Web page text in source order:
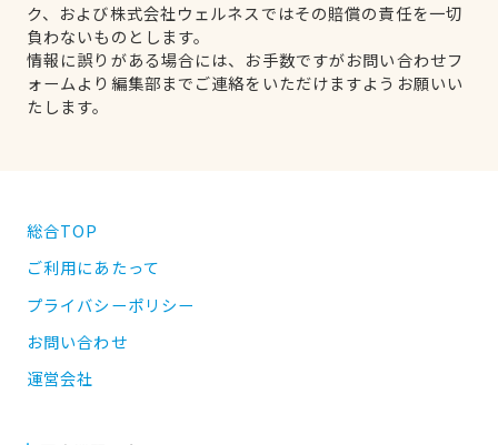
ク、および株式会社ウェルネスではその賠償の責任を一切
負わないものとします。
情報に誤りがある場合には、お手数ですがお問い合わせフ
ォームより編集部までご連絡をいただけますようお願いい
たします。
総合TOP
ご利用にあたって
プライバシーポリシー
お問い合わせ
運営会社